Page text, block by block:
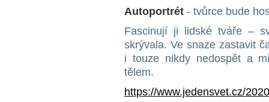
Autoportrét - tvůrce bude
Fascinují ji lidské tváře –
skrývala. Ve snaze zastavit
i touze nikdy nedospět a
tělem.
https://www.jedensvet.cz/